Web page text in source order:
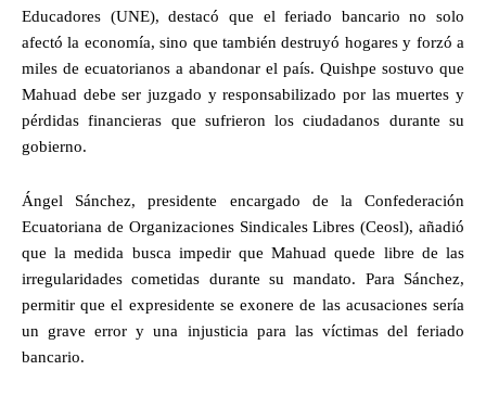
Educadores (UNE), destacó que el feriado bancario no solo
afectó la economía, sino que también destruyó hogares y forzó a
miles de ecuatorianos a abandonar el país. Quishpe sostuvo que
Mahuad debe ser juzgado y responsabilizado por las muertes y
pérdidas financieras que sufrieron los ciudadanos durante su
gobierno.
Ángel Sánchez, presidente encargado de la Confederación
Ecuatoriana de Organizaciones Sindicales Libres (Ceosl), añadió
que la medida busca impedir que Mahuad quede libre de las
irregularidades cometidas durante su mandato. Para Sánchez,
permitir que el expresidente se exonere de las acusaciones sería
un grave error y una injusticia para las víctimas del feriado
bancario.